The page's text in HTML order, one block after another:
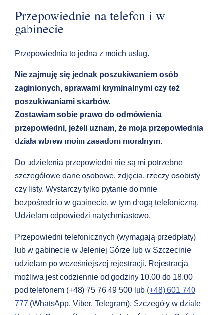
Przepowiednie na telefon i w
gabinecie
Przepowiednia to jedna z moich usług.
Nie zajmuję się jednak poszukiwaniem osób
zaginionych, sprawami kryminalnymi czy też
poszukiwaniami skarbów.
Zostawiam sobie prawo do odmówienia
przepowiedni, jeżeli uznam, że moja przepowiednia
działa wbrew moim zasadom moralnym.
Do udzielenia przepowiedni nie są mi potrzebne
szczegółowe dane osobowe, zdjęcia, rzeczy osobisty
czy listy. Wystarczy tylko pytanie do mnie
bezpośrednio w gabinecie, w tym drogą telefoniczną.
Udzielam odpowiedzi natychmiastowo.
Przepowiedni telefonicznych (wymagają przedpłaty)
lub w gabinecie w Jeleniej Górze lub w Szczecinie
udzielam po wcześniejszej rejestracji. Rejestracja
możliwa jest codziennie od godziny 10.00 do 18.00
pod telefonem (+48) 75 76 49 500 lub (+48) 601 740
777 (WhatsApp, Viber, Telegram). Szczegóły w dziale